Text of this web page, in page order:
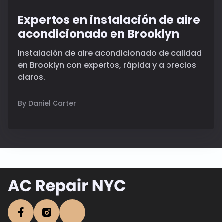
Expertos en instalación de aire
acondicionado en Brooklyn
Instalación de aire acondicionado de calidad
en Brooklyn con expertos, rápida y a precios
claros.
By Daniel Carter